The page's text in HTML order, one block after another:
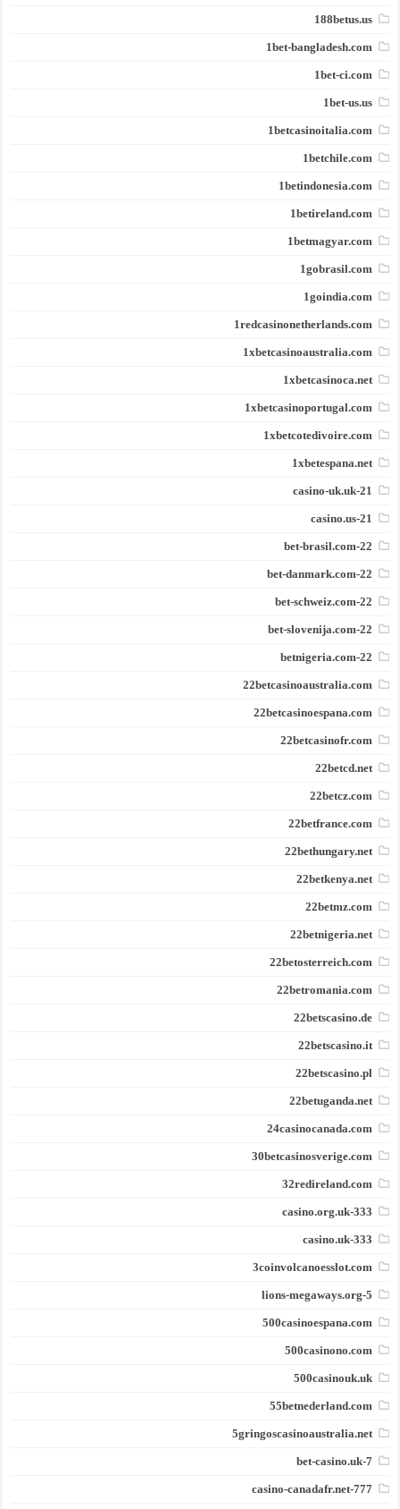
188betus.us
1bet-bangladesh.com
1bet-ci.com
1bet-us.us
1betcasinoitalia.com
1betchile.com
1betindonesia.com
1betireland.com
1betmagyar.com
1gobrasil.com
1goindia.com
1redcasinonetherlands.com
1xbetcasinoaustralia.com
1xbetcasinoca.net
1xbetcasinoportugal.com
1xbetcotedivoire.com
1xbetespana.net
21-casino-uk.uk
21-casino.us
22-bet-brasil.com
22-bet-danmark.com
22-bet-schweiz.com
22-bet-slovenija.com
22-betnigeria.com
22betcasinoaustralia.com
22betcasinoespana.com
22betcasinofr.com
22betcd.net
22betcz.com
22betfrance.com
22bethungary.net
22betkenya.net
22betmz.com
22betnigeria.net
22betosterreich.com
22betromania.com
22betscasino.de
22betscasino.it
22betscasino.pl
22betuganda.net
24casinocanada.com
30betcasinosverige.com
32redireland.com
333-casino.org.uk
333-casino.uk
3coinvolcanoesslot.com
5-lions-megaways.org
500casinoespana.com
500casinono.com
500casinouk.uk
55betnederland.com
5gringoscasinoaustralia.net
7-bet-casino.uk
777-casino-canadafr.net